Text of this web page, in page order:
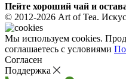
Пейте хороший чай и
© 2012-2026 Art of Tea.
Мы используем cookies.
соглашаетесь с условиями
Согласен
Поддержка